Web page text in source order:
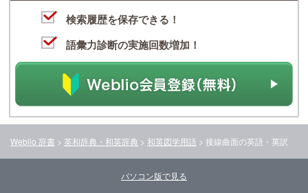
検索履歴を保存できる！
語彙力診断の実施回数増加！
Weblio 辞書 > 英和辞典・和英辞典 > 和英図学用語 > 接線曲面の英語・英訳
パソコン版で見る